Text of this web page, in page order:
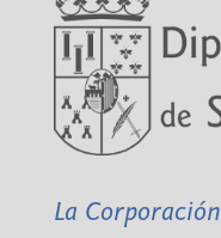
La Corporación